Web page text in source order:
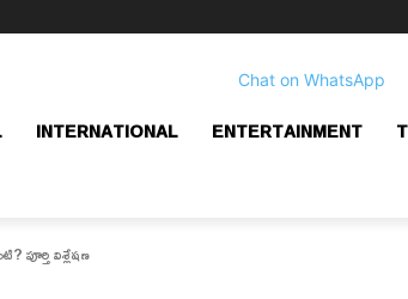
INTERNATIONAL ENTERTAINMENT
పూర్తి విశ్లేషణ